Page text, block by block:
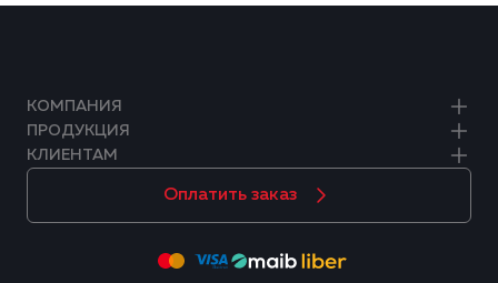
КОМПАНИЯ
ПРОДУКЦИЯ
КЛИЕНТАМ
Оплатить заказ